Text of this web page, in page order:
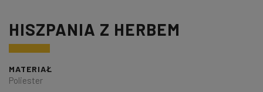
HISZPANIA Z HERBEM
MATERIAŁ
Poliester